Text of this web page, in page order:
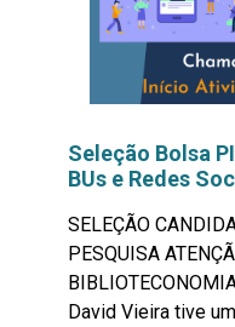
Seleção Bolsa
BUs e Redes
SELEÇÃO
PESQUISA
David Vieira tive